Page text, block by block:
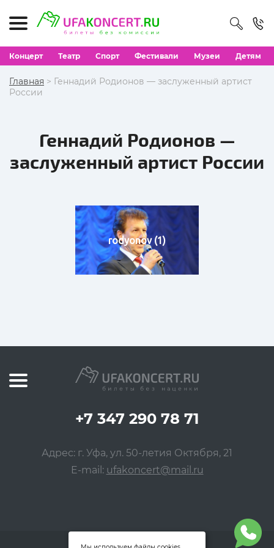
Концерт Театр Спорт Фестивали Музеи Детям
Главная > Геннадий Родионов — заслуженный артист
России
Геннадий Родионов —
заслуженный артист России
rodyonov (1)
+7 347 290 78 71
Адрес: г. Уфа, ул. 50-летия Октября, 21
E-mail: ufakoncert@mail.ru